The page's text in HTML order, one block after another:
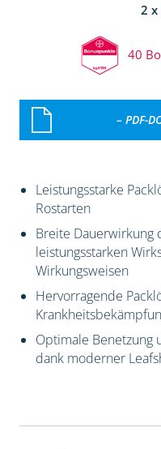
2 x
40
– PDF-
Leistungsstarke
Rostarten
Breite Dauerwirkung
leistungsstarken
Wirkungsweisen
Hervorragende
Optimale Benetzung
dank moderner